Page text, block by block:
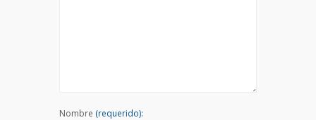
Nombre (requerido):